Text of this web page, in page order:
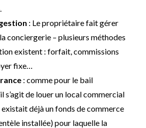
: Le propriétaire fait gérer
conciergerie – plusieurs méthodes
existent : forfait, commissions
fixe…
: comme pour le bail
s’agit de louer un local commercial
déjà un fonds de commerce
installée) pour laquelle la